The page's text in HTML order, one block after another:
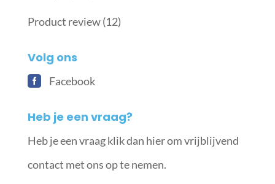
Product review(12)
Volg ons
Facebook
Heb je een vraag?
Heb je een vraag klik dan hier om vrijblijvend
contact met ons op te nemen.